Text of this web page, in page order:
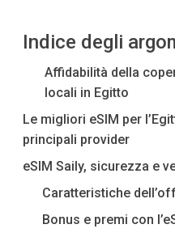
Indice degli
Affidabilità della
locali in Egitto
Le migliori eSIM per
principali provider
eSIM Saily, sicurezza e
Caratteristiche
Bonus e premi con